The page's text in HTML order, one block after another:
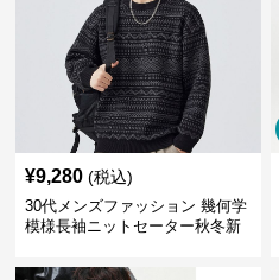
¥9,280 (税込)
30代メンズファッション 幾何学
模様長袖ニットセーター秋冬新